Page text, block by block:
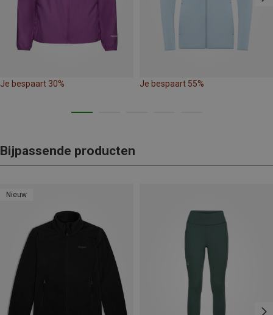
Je bespaart 30% Je bespaart 55%
Bijpassende producten
Nieuw